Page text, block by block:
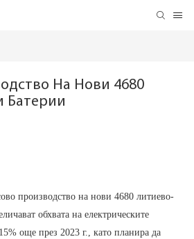
На Нови 4680
Батерии
производство на нови 4680 литиево-
обхвата на електрическите
още през 2023 г., като планира да